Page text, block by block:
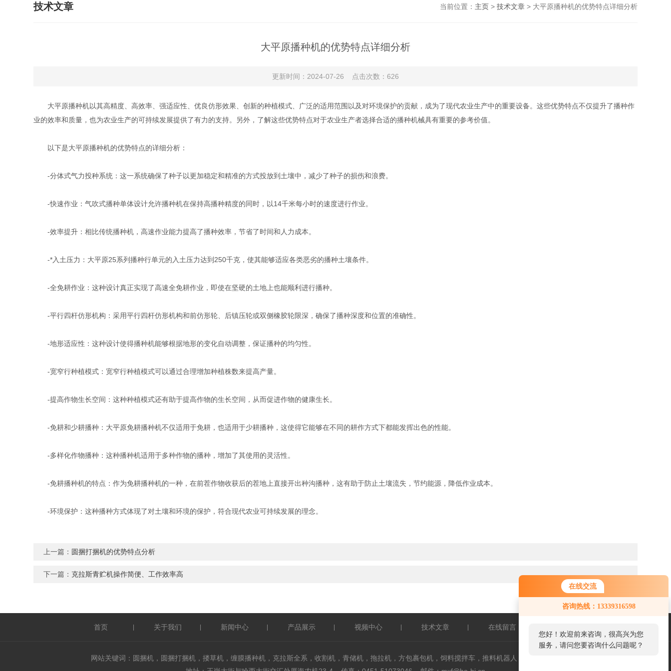
在线交流
咨询热线：13339316598
您好！欢迎前来咨询，很高兴为您
服务，请问您要咨询什么问题呢？
技术文章 当前位置： 主页> 技术文章> 大平原播种机的优势特点详细分析
大平原播种机的优势特点详细分析
更新时间：2024-07-26 点击次数：626
大平原播种机以其高精度、高效率、强适应性、优良仿形效果、创新的种植模式、广泛的适用范围以及对环境保护的贡献，成为了现代农业生产中的重要设备。这些优势特点不仅提升了播种作
业的效率和质量，也为农业生产的可持续发展提供了有力的支持。另外，了解这些优势特点对于农业生产者选择合适的播种机械具有重要的参考价值。
以下是大平原播种机的优势特点的详细分析：
-分体式气力投种系统：这一系统确保了种子以更加稳定和精准的方式投放到土壤中，减少了种子的损伤和浪费。
-快速作业：气吹式播种单体设计允许播种机在保持高播种精度的同时，以14千米每小时的速度进行作业。
-效率提升：相比传统播种机，高速作业能力提高了播种效率，节省了时间和人力成本。
-*入土压力：大平原25系列播种行单元的入土压力达到250千克，使其能够适应各类恶劣的播种土壤条件。
-全免耕作业：这种设计真正实现了高速全免耕作业，即使在坚硬的土地上也能顺利进行播种。
-平行四杆仿形机构：采用平行四杆仿形机构和前仿形轮、后镇压轮或双侧橡胶轮限深，确保了播种深度和位置的准确性。
-地形适应性：这种设计使得播种机能够根据地形的变化自动调整，保证播种的均匀性。
-宽窄行种植模式：宽窄行种植模式可以通过合理增加种植株数来提高产量。
-提高作物生长空间：这种种植模式还有助于提高作物的生长空间，从而促进作物的健康生长。
-免耕和少耕播种：大平原免耕播种机不仅适用于免耕，也适用于少耕播种，这使得它能够在不同的耕作方式下都能发挥出色的性能。
-多样化作物播种：这种播种机适用于多种作物的播种，增加了其使用的灵活性。
-免耕播种机的特点：作为免耕播种机的一种，在前茬作物收获后的茬地上直接开出种沟播种，这有助于防止土壤流失，节约能源，降低作业成本。
-环境保护：这种播种方式体现了对土壤和环境的保护，符合现代农业可持续发展的理念。
上一篇： 圆捆打捆机的优势特点分析
下一篇： 克拉斯青贮机操作简便、工作效率高
首页 关于我们 新闻中心 产品展示 视频中心 技术文章 在线留言
网站关键词：圆捆机，圆捆打捆机，搂草机，缠膜播种机，克拉斯全系，收割机，青储机，拖拉机，方包裹包机，饲料搅拌车，推料机器人，叉车，奥库裹包机